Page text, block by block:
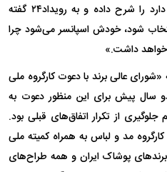
لباس تیم ملی برای برند‌های لباس دارد را شرح داده و به رویداد۲۴ گفته
شود، خودش اسپانسر می‌شود چرا
خواهد داشت.»
عالی برند با دعوت کارگروه ملی
سال پیش برای این منظور دعوت به
از تکرار اتفاق‌های قبلی بود.
مد و لباس به همراه کمیته ملی
برند‌های پوشاک ایران و همه طراح‌های